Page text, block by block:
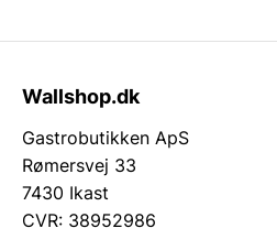
Wallshop.dk
Gastrobutikken ApS
Rømersvej 33
7430 Ikast
CVR: 38952986